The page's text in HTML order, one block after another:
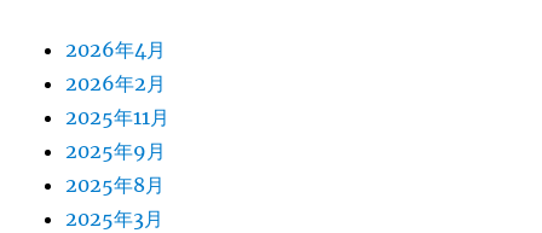
2026年4月
2026年2月
2025年11月
2025年9月
2025年8月
2025年3月